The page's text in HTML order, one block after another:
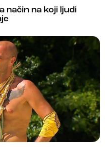
način na koji ljudi